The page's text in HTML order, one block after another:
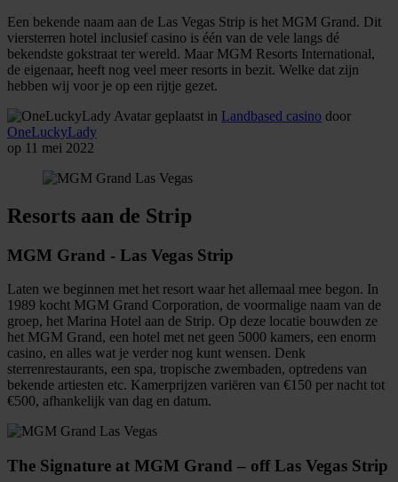
Een bekende naam aan de Las Vegas Strip is het MGM Grand. Dit
viersterren hotel inclusief casino is één van de vele langs dé
bekendste gokstraat ter wereld. Maar MGM Resorts International,
de eigenaar, heeft nog veel meer resorts in bezit. Welke dat zijn
hebben wij voor je op een rijtje gezet.
geplaatst in Landbased casino door
OneLuckyLady
op 11 mei 2022
Resorts aan de Strip
MGM Grand - Las Vegas Strip
Laten we beginnen met het resort waar het allemaal mee begon. In
1989 kocht MGM Grand Corporation, de voormalige naam van de
groep, het Marina Hotel aan de Strip. Op deze locatie bouwden ze
het MGM Grand, een hotel met net geen 5000 kamers, een enorm
casino, en alles wat je verder nog kunt wensen. Denk
sterrenrestaurants, een spa, tropische zwembaden, optredens van
bekende artiesten etc. Kamerprijzen variëren van €150 per nacht tot
€500, afhankelijk van dag en datum.
The Signature at MGM Grand – off Las Vegas Strip